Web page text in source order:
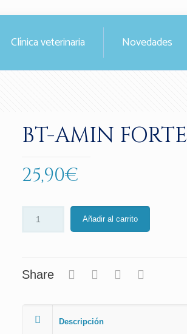
Clínica veterinaria Novedades
BT-AMIN FORTE
25,90€
Añadir al carrito
Share
Descripción